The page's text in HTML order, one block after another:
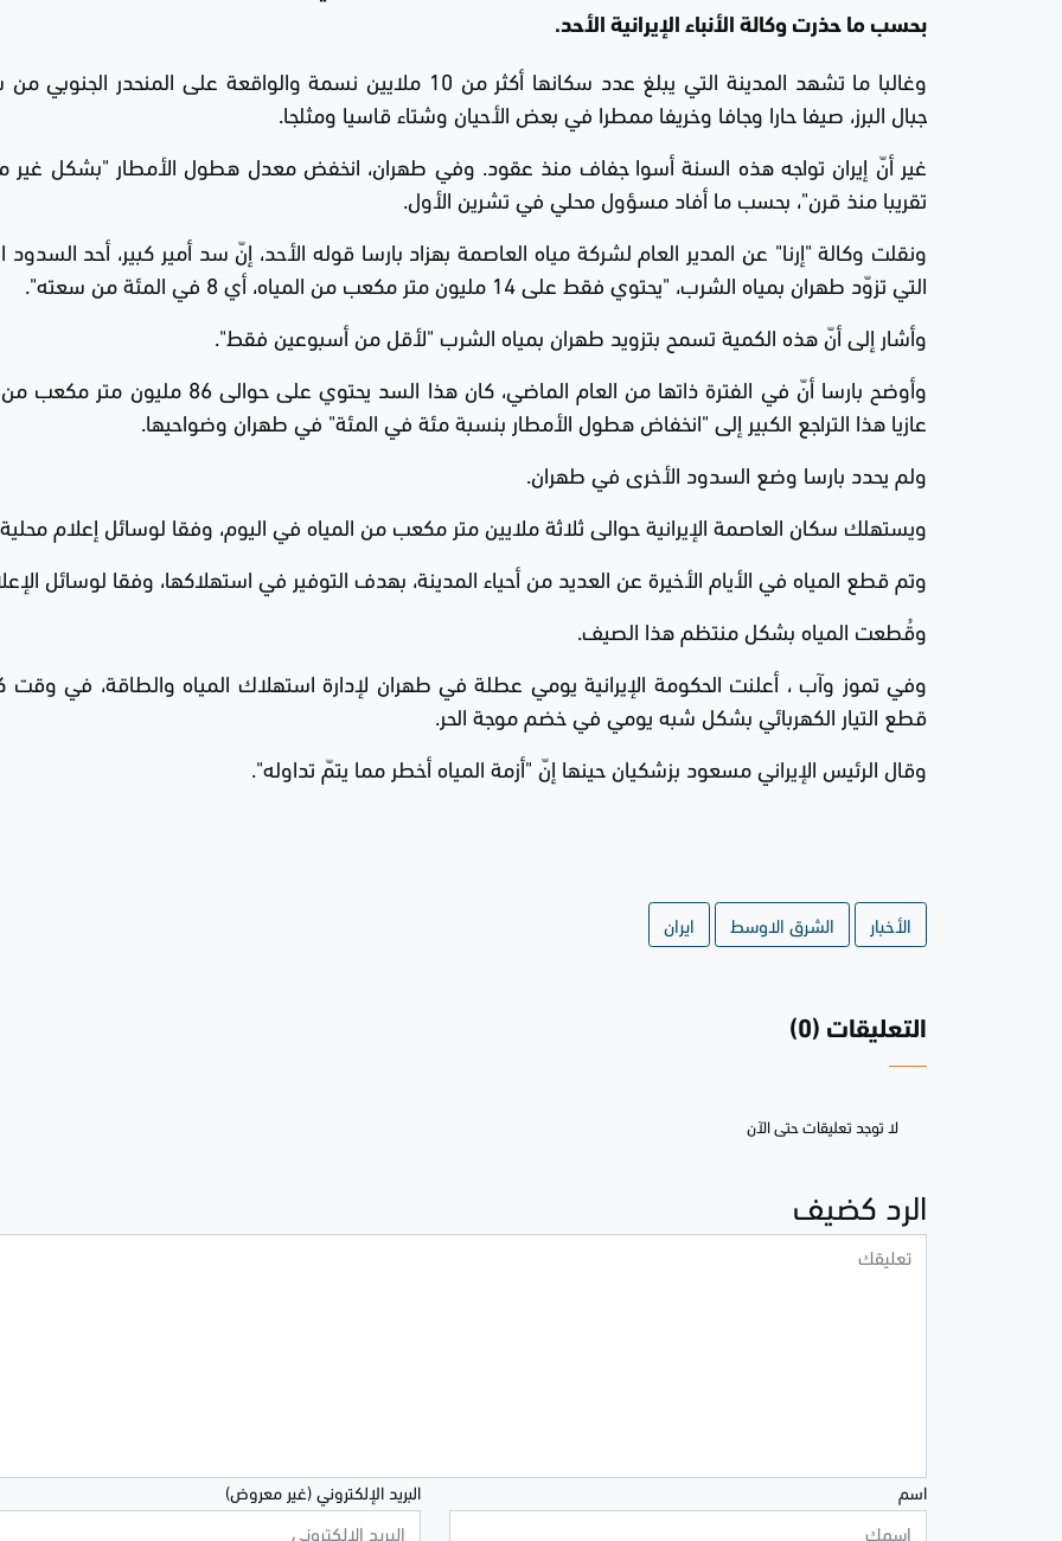
بحسب ما حذرت وكالة الأنباء الإيرانية الأحد.
وغالبا ما تشهد المدينة التي يبلغ عدد سكانها أكثر من 10 ملايين نسمة والواقعة على المنحدر
جبال البرز، صيفا حارا وجافا وخريفا ممطرا في بعض الأحيان وشتاء قاسيا ومثلجا.
غير أنّ إيران تواجه هذه السنة أسوا جفاف منذ عقود. وفي طهران، انخفض معدل هطول الأمطار "بشكل
تقريبا منذ قرن"، بحسب ما أفاد مسؤول محلي في تشرين الأول.
ونقلت وكالة "إرنا" عن المدير العام لشركة مياه العاصمة بهزاد بارسا قوله الأحد، إنّ سد أمير كبير، أحد
التي تزوّد طهران بمياه الشرب، "يحتوي فقط على 14 مليون متر مكعب من المياه، أي 8 في المئة من سعته".
وأشار إلى أنّ هذه الكمية تسمح بتزويد طهران بمياه الشرب "لأقل من أسبوعين فقط".
وأوضح بارسا أنّ في الفترة ذاتها من العام الماضي، كان هذا السد يحتوي على حوالى
عازيا هذا التراجع الكبير إلى "انخفاض هطول الأمطار بنسبة مئة في المئة" في طهران وضواحيها.
ولم يحدد بارسا وضع السدود الأخرى في طهران.
ويستهلك سكان العاصمة الإيرانية حوالى ثلاثة ملايين متر مكعب من المياه في اليوم، وفقا لوسائل إعلام
وتم قطع المياه في الأيام الأخيرة عن العديد من أحياء المدينة، بهدف التوفير في استهلاكها، وفقا لوسائل
وقُطعت المياه بشكل منتظم هذا الصيف.
وفي تموز وآب ، أعلنت الحكومة الإيرانية يومي عطلة في طهران لإدارة استهلاك المياه والطاقة، في وقت
قطع التيار الكهربائي بشكل شبه يومي في خضم موجة الحر.
وقال الرئيس الإيراني مسعود بزشكيان حينها إنّ "أزمة المياه أخطر مما يتمّ تداوله".
الأخبار الشرق الاوسط ايران
التعليقات (0)
لا توجد تعليقات حتى الآن
الرد كضيف
اسم البريد الإلكتروني (غير معروض)